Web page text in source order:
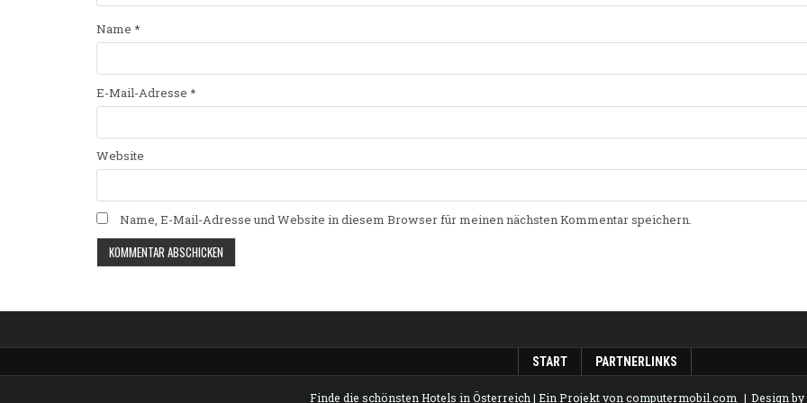
Name *
E-Mail-Adresse *
Website
Name, E-Mail-Adresse und Website in diesem Browser für meinen nächsten Kommentar speichern.
START PARTNERLINKS
Finde die schönsten Hotels in Österreich | Ein Projekt von computermobil.com Design